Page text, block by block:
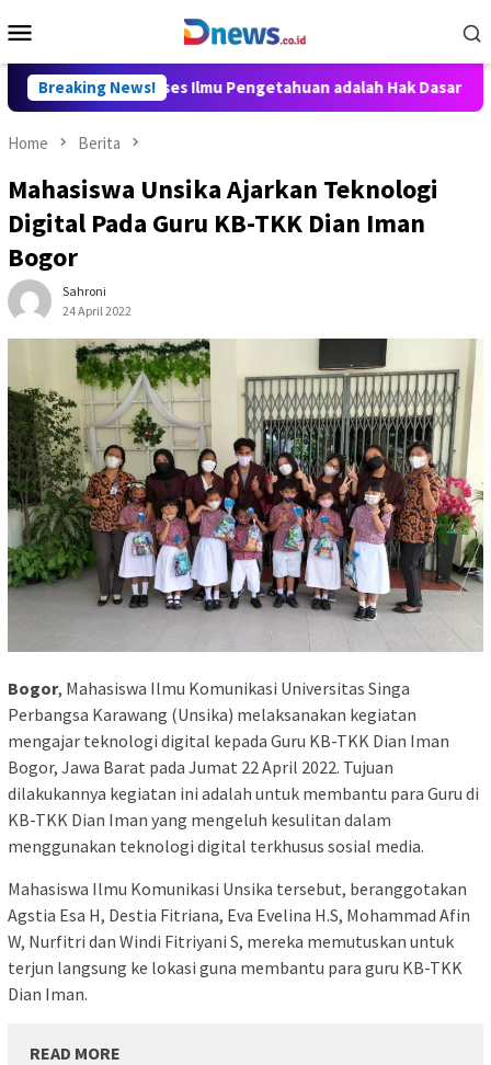
to
Menu
Breaking News!
Aditya: Akses Ilmu Pengetahuan adalah Hak Dasar Warga
Home Berita
Mahasiswa Unsika Ajarkan Teknologi
Digital Pada Guru KB-TKK Dian Iman
Bogor
Sahroni
24 April 2022
Bogor, Mahasiswa Ilmu Komunikasi Universitas Singa
Perbangsa Karawang (Unsika) melaksanakan kegiatan
mengajar teknologi digital kepada Guru KB-TKK Dian Iman
Bogor, Jawa Barat pada Jumat 22 April 2022. Tujuan
dilakukannya kegiatan ini adalah untuk membantu para Guru di
KB-TKK Dian Iman yang mengeluh kesulitan dalam
menggunakan teknologi digital terkhusus sosial media.
Mahasiswa Ilmu Komunikasi Unsika tersebut, beranggotakan
Agstia Esa H, Destia Fitriana, Eva Evelina H.S, Mohammad Afin
W, Nurfitri dan Windi Fitriyani S, mereka memutuskan untuk
terjun langsung ke lokasi guna membantu para guru KB-TKK
Dian Iman.
READ MORE